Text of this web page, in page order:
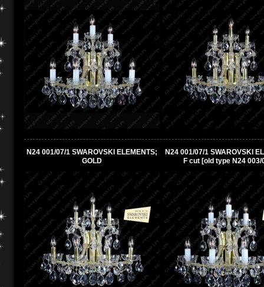
N24 001/07/1 SWAROVSKI ELEMENTS;
GOLD
N24 001/07/1 SWAROVSKI
F cut [old type N24 003/